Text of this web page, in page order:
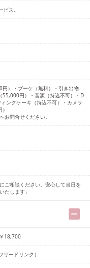
ス。
）・ブーケ（無料）・引き出物
55,000円）・音源（持込不可）・D
ングケーキ（持込不可）・カメラ
お問合せください。
ご相談ください。安心して当日を
たします」
18,700
ードリンク）